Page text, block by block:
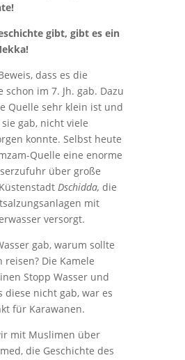
gibt, gibt es ein
dass es die
schon im 7. Jh. gab. Dazu
Quelle sehr klein ist und
gab, nicht viele
konnte. Selbst heute
Quelle eine enorme
über große
Dschidda, die
mit
versorgt.
gab, warum sollte
Die Kamele
Stopp Wasser und
diese nicht gab, war es
für Karawanen.
mit Muslimen über
die Geschichte des